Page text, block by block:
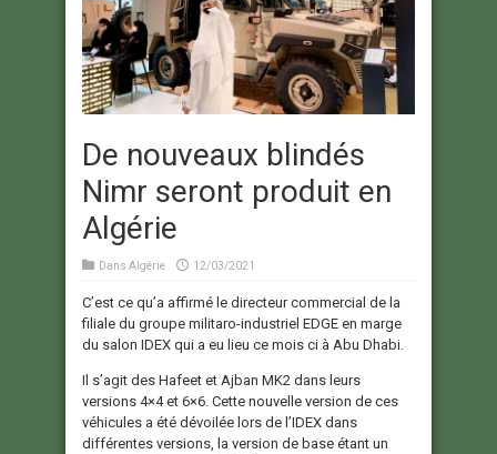
De nouveaux blindés
Nimr seront produit en
Algérie
Dans Algérie 12/03/2021
C’est ce qu’a affirmé le directeur commercial de la
filiale du groupe militaro-industriel EDGE en marge
du salon IDEX qui a eu lieu ce mois ci à Abu Dhabi.
Il s’agit des Hafeet et Ajban MK2 dans leurs
versions 4×4 et 6×6. Cette nouvelle version de ces
véhicules a été dévoilée lors de l’IDEX dans
différentes versions, la version de base étant un